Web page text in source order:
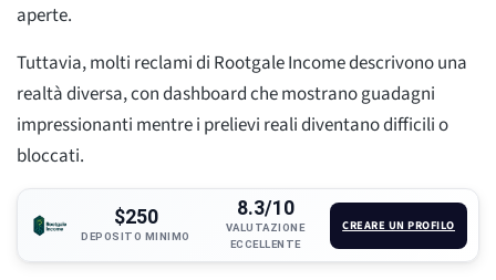
aperte.
Tuttavia, molti reclami di Rootgale Income descrivono una
realtà diversa, con dashboard che mostrano guadagni
impressionanti mentre i prelievi reali diventano difficili o
bloccati.
$250
DEPOSITO MINIMO
8.3/10
VALUTAZIONE
ECCELLENTE
CREARE UN PROFILO